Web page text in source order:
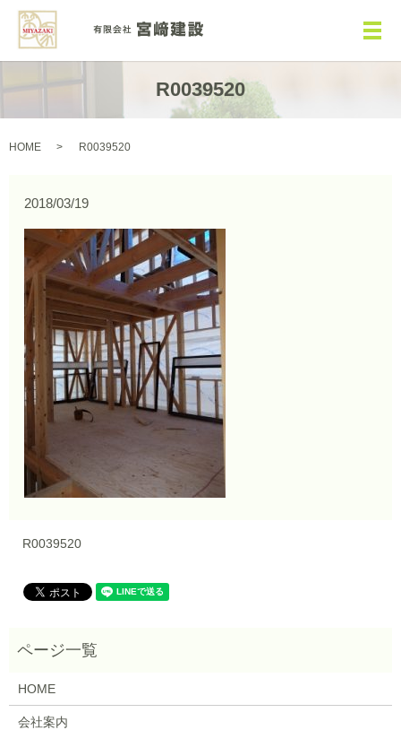
メ
R0039520
HOME R0039520
2018/03/19
R0039520
HOME
会社案内